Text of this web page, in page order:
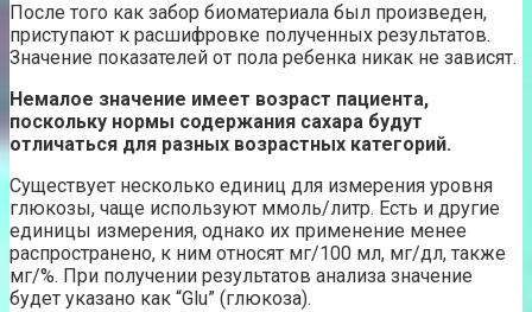
После того как забор биоматериала был произведен,
приступают к расшифровке полученных результатов.
Значение показателей от пола ребенка никак не зависят.
Немалое значение имеет возраст пациента,
поскольку нормы содержания сахара будут
отличаться для разных возрастных категорий.
Существует несколько единиц для измерения уровня
глюкозы, чаще используют ммоль/литр. Есть и другие
единицы измерения, однако их применение менее
распространено, к ним относят мг/100 мл, мг/дл, также
мг/%. При получении результатов анализа значение
будет указано как “Glu” (глюкоза).